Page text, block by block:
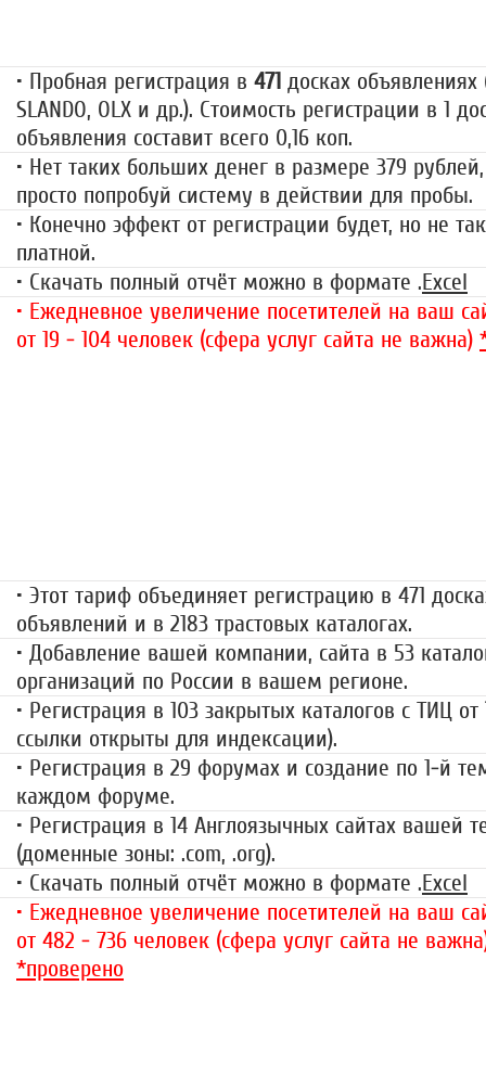
• Пробная регистрация в 471 досках объявлениях
SLANDO, OLX и др.). Стоимость регистрации в 1
объявления составит всего 0,16 коп.
• Нет таких больших денег в размере 379
просто попробуй систему в действии для пробы.
• Конечно эффект от регистрации будет, но не
платной.
• Скачать полный отчёт можно в формате .Excel
• Ежедневное увеличение посетителей на ваш
от 19 - 104 человек (сфера услуг сайта не важна)
• Этот тариф объединяет регистрацию в 471
объявлений и в 2183 трастовых каталогах.
• Добавление вашей компании, сайта в 53
организаций по России в вашем регионе.
• Регистрация в 103 закрытых каталогов с ТИЦ от
ссылки открыты для индексации).
• Регистрация в 29 форумах и создание по 1-й
каждом форуме.
• Регистрация в 14 Англоязычных сайтах вашей
(доменные зоны: .com, .org).
• Скачать полный отчёт можно в формате .Excel
• Ежедневное увеличение посетителей на ваш
от 482 - 736 человек (сфера услуг сайта не
*проверено